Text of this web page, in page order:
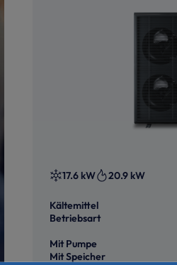
17.6 kW 20.9 kW
Kältemittel
Betriebsart
Mit Pumpe
Mit Speicher